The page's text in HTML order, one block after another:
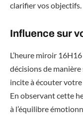
clarifier vos objectifs.
Influence sur
L’heure miroir
décisions de
incite à écouter
En observant cette
à l’équilibre